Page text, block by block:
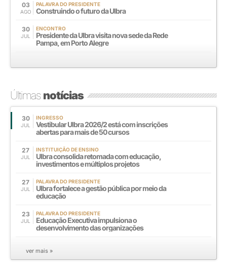
03
AGO
PALAVRA DO PRESIDENTE
Construindo o futuro da Ulbra
30
JUL
ENCONTRO
Presidente da Ulbra visita nova sede da Rede
Pampa, em Porto Alegre
Últimasnotícias
30
JUL
INGRESSO
Vestibular Ulbra 2026/2 está com inscrições
abertas para mais de 50 cursos
27
JUL
INSTITUIÇÃO DE ENSINO
Ulbra consolida retomada com educação,
investimentos e múltiplos projetos
27
JUL
PALAVRA DO PRESIDENTE
Ulbra fortalece a gestão pública por meio da
educação
23
JUL
PALAVRA DO PRESIDENTE
Educação Executiva impulsiona o
desenvolvimento das organizações
ver mais »